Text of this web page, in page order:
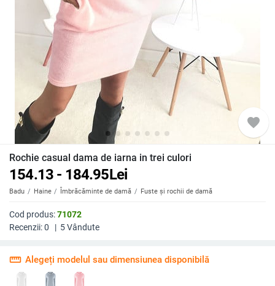
favorite
Rochie casual dama de iarna in trei culori
154.13 - 184.95Lei
Badu Haine Îmbrăcăminte de damă Fuste și rochii de damă
Cod produs:71072
Recenzii:0 | 5Vândute
straighten Alegeți modelul sau dimensiunea disponibilă